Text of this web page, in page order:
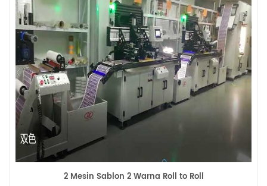
2 Mesin Sablon 2 Warna Roll to Roll